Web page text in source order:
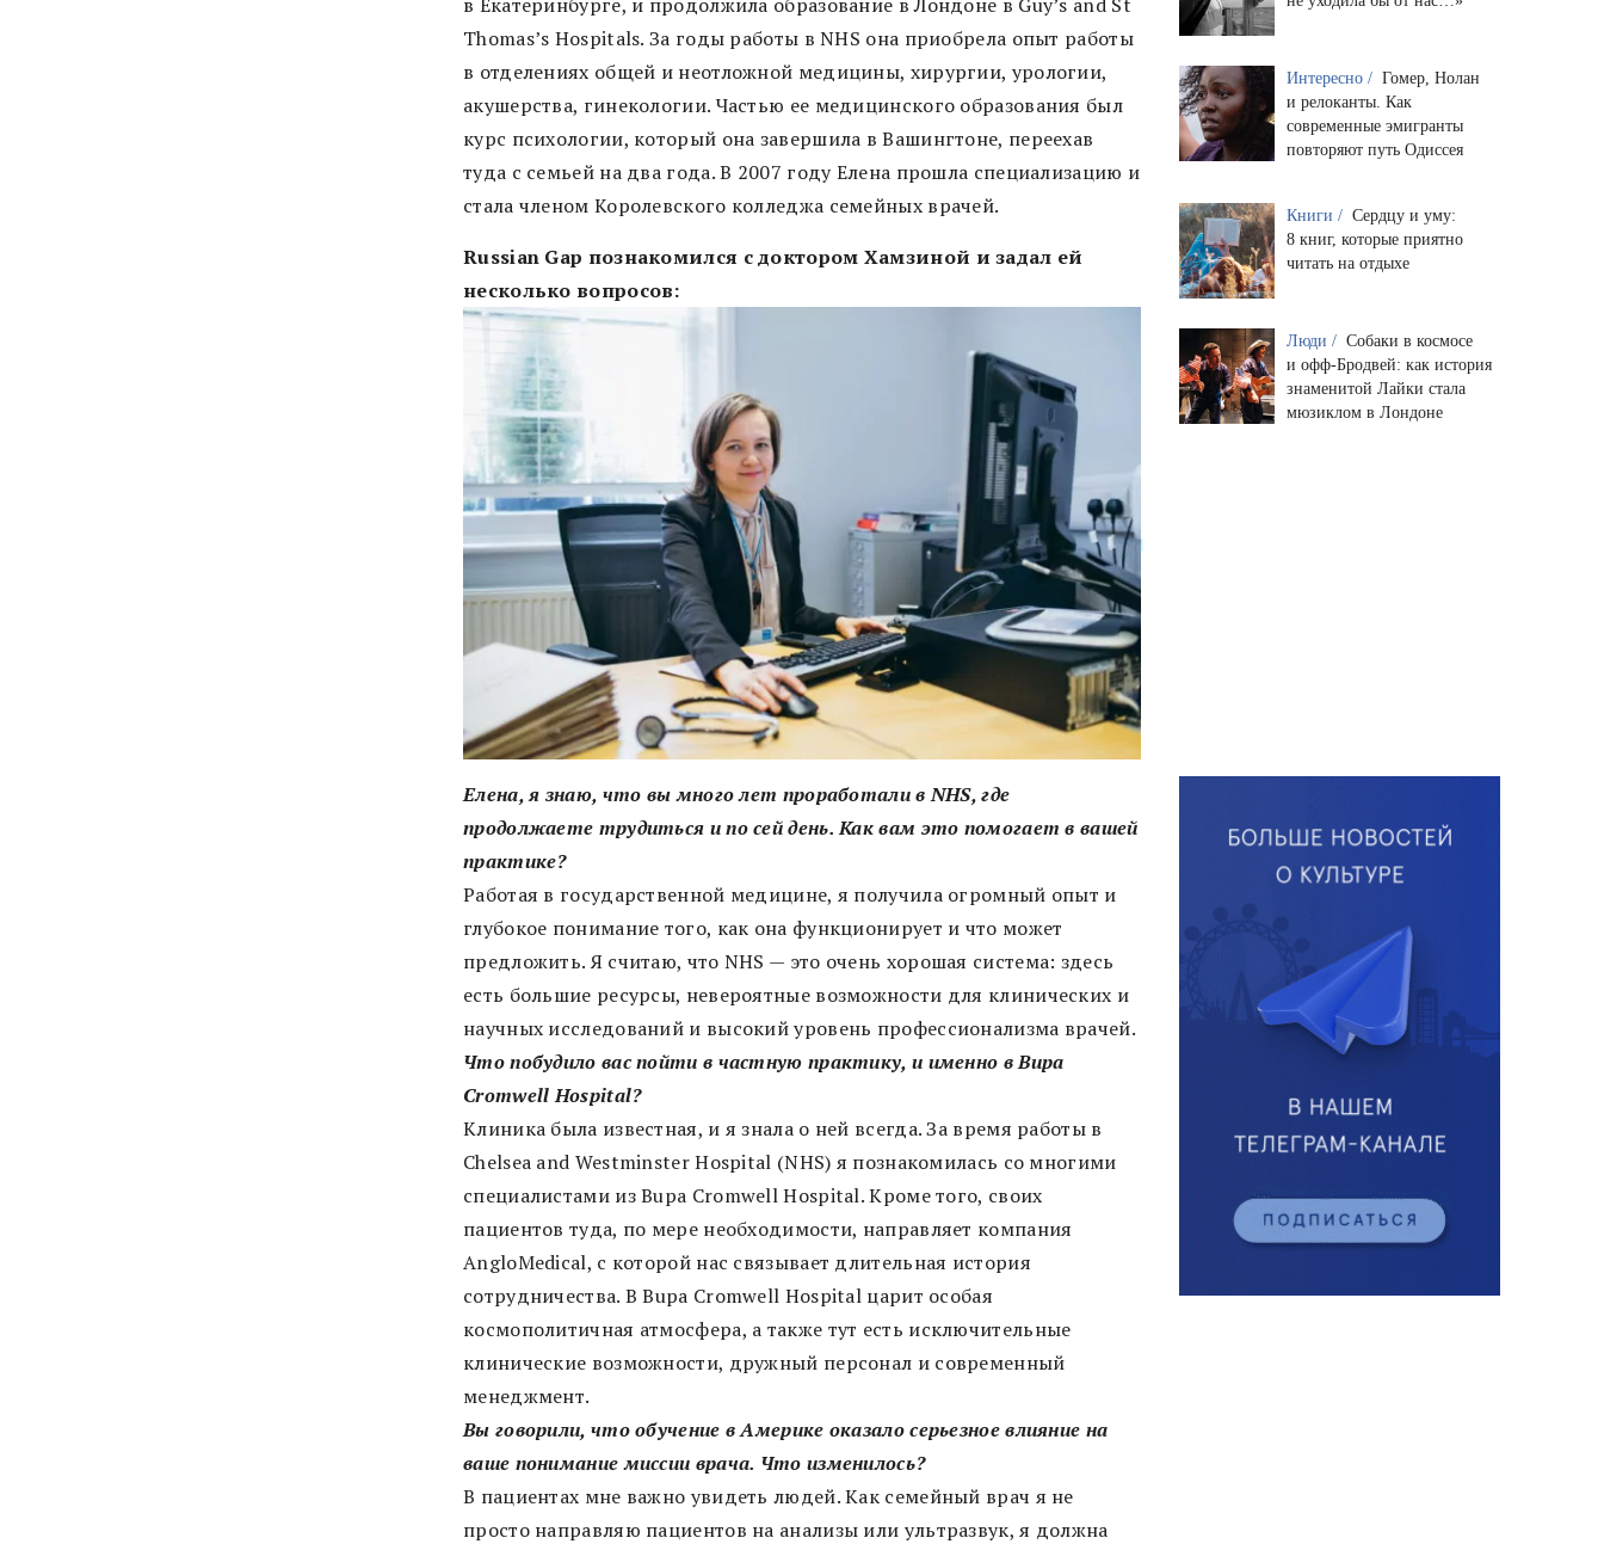
Thomas’s Hospitals. За годы работы в NHS она приобрела опыт работы
в отделениях общей и неотложной медицины, хирургии, урологии,
акушерства, гинекологии. Частью ее медицинского образования был
курс психологии, который она завершила в Вашингтоне, переехав
туда с семьей на два года. В 2007 году Елена прошла специализацию и
стала членом Королевского колледжа семейных врачей.
Russian Gap познакомился с доктором Хамзиной и задал ей
несколько вопросов:
Елена, я знаю, что вы много лет проработали в NHS, где
продолжаете трудиться и по сей день. Как вам это помогает в вашей
практике?
Работая в государственной медицине, я получила огромный опыт и
глубокое понимание того, как она функционирует и что может
предложить. Я считаю, что NHS — это очень хорошая система: здесь
есть большие ресурсы, невероятные возможности для клинических и
научных исследований и высокий уровень профессионализма врачей.
Что побудило вас пойти в частную практику, и именно в Bupa
Cromwell Hospital?
Клиника была известная, и я знала о ней всегда. За время работы в
Chelsea and Westminster Hospital (NHS) я познакомилась со многими
специалистами из Bupa Cromwell Hospital. Кроме того, своих
пациентов туда, по мере необходимости, направляет компания
AngloMedical, с которой нас связывает длительная история
сотрудничества. В Bupa Cromwell Hospital царит особая
космополитичная атмосфера, а также тут есть исключительные
клинические возможности, дружный персонал и современный
менеджмент.
Вы говорили, что обучение в Америке оказало серьезное влияние на
ваше понимание миссии врача. Что изменилось?
В пациентах мне важно увидеть людей. Как семейный врач я не
просто направляю пациентов на анализы или ультразвук, я должна
Интересно / Гомер, Нолан
и релоканты. Как
современные эмигранты
повторяют путь Одиссея
Книги / Сердцу и уму:
8 книг, которые приятно
читать на отдыхе
Люди / Собаки в космосе
и офф-Бродвей: как история
знаменитой Лайки стала
мюзиклом в Лондоне